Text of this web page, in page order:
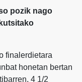
pozik nago
finalerdietara
honetan bertan
4 1/2